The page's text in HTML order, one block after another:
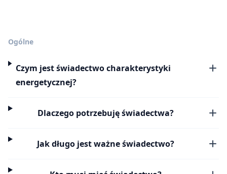
Ogólne
Czym jest świadectwo charakterystyki
energetycznej?
Dlaczego potrzebuję świadectwa?
Jak długo jest ważne świadectwo?